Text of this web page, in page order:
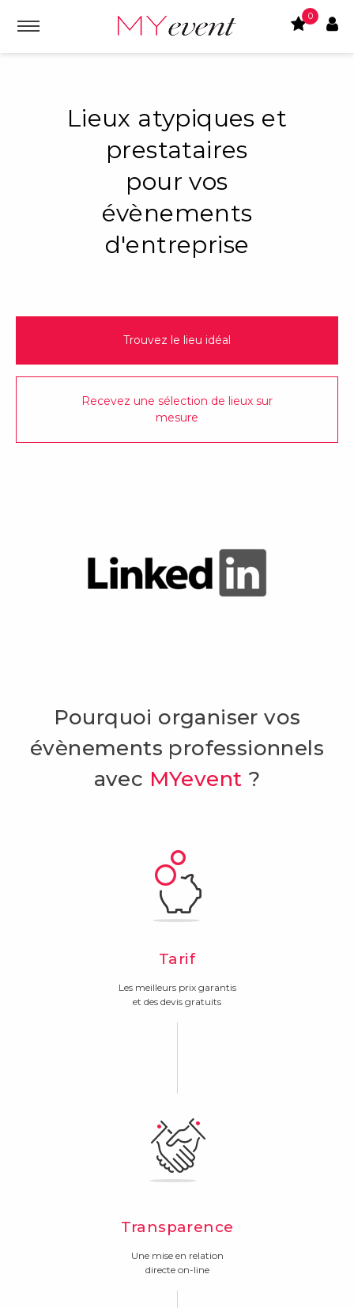
0
Lieux atypiques et
prestataires
pour vos
évènements
d'entreprise
Trouvez le lieu idéal
Recevez une sélection de lieux sur
mesure
Pourquoi organiser vos
évènements professionnels
avec MYevent ?
Tarif
Les meilleurs prix garantis
et des devis gratuits
Transparence
Une mise en relation
directe on-line